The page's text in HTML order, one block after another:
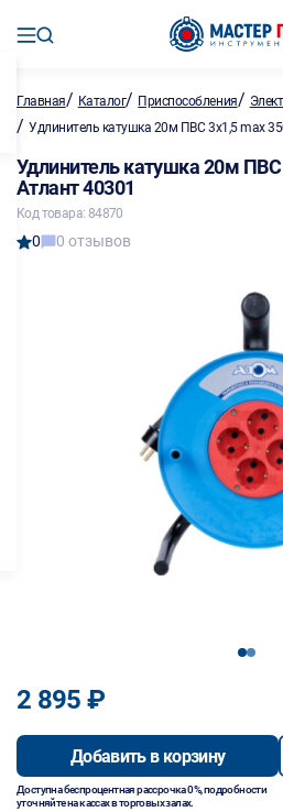
Главная/ Каталог/ Приспособления/
/ Удлинитель катушка 20м ПВС 3х1,5 max
Удлинитель катушка 20м ПВС
Атлант 40301
Код товара: 84870
0 0 отзывов
12
2 895 ₽
Добавить в корзину
Доступна беспроцентная рассрочка 0%, подробности
уточняйте на кассах в торговых залах.